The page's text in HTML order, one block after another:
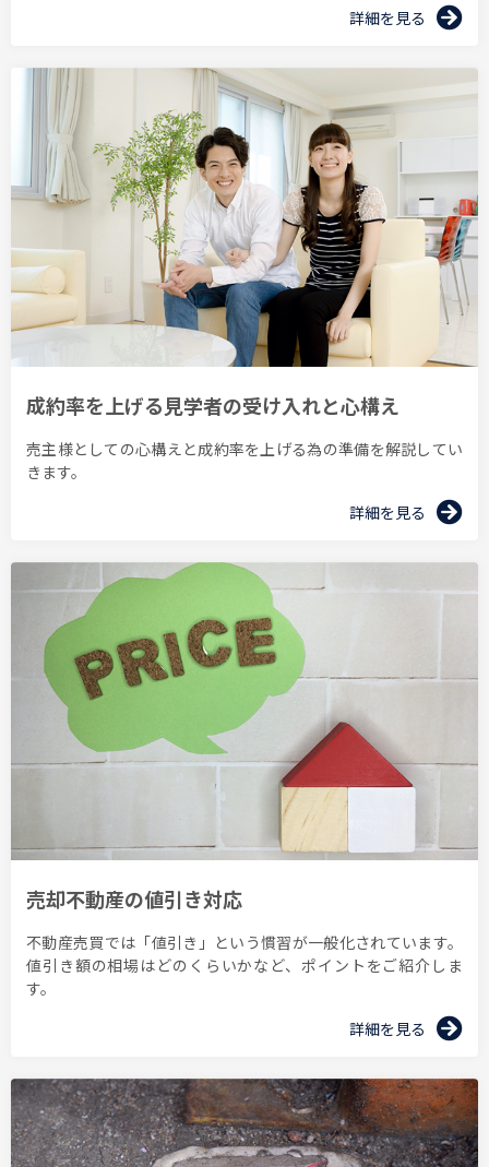
詳細を見る
成約率を上げる見学者の受け入れと心構え
売主様としての心構えと成約率を上げる為の準備を解説してい
きます。
詳細を見る
売却不動産の値引き対応
不動産売買では「値引き」という慣習が⼀般化されています。
値引き額の相場はどのくらいかなど、ポイントをご紹介しま
す。
詳細を見る